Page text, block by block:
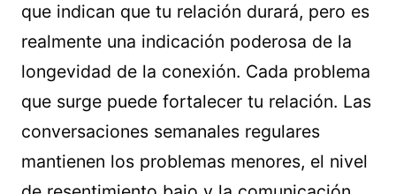
que indican que tu relación durará, pero es
realmente una indicación poderosa de la
longevidad de la conexión. Cada problema
que surge puede fortalecer tu relación. Las
conversaciones semanales regulares
mantienen los problemas menores, el nivel